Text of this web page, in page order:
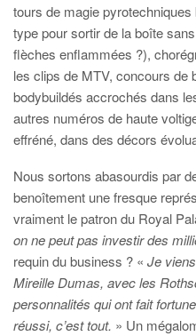
tours de magie
type pour sortir de la boîte
flèches enflammées ?),
les clips de MTV, concours de
bodybuildés accrochés dans
autres numéros de haute
effréné, dans des décors
Nous sortons abasourdis par
benoîtement une fresque
vraiment le patron du Royal
on ne peut pas investir des
requin du business ? « Je
Mireille Dumas, avec les
personnalités qui ont fait
réussi, c’est tout. » Un